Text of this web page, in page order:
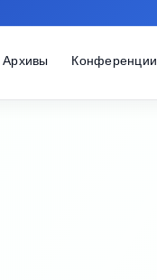
Архивы Конференции